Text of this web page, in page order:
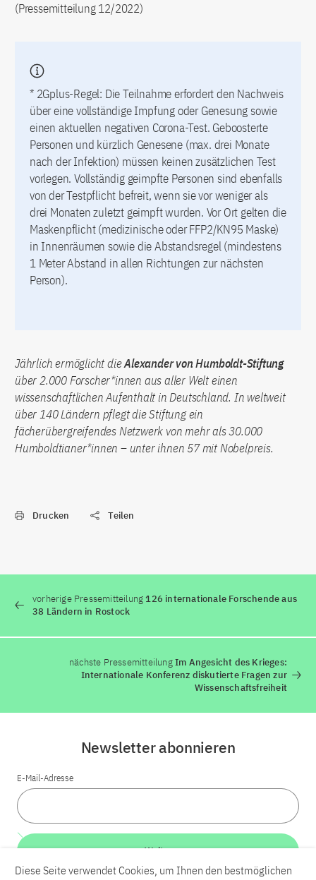
(Pressemitteilung 12/2022)
* 2Gplus-Regel: Die Teilnahme erfordert den Nachweis
über eine vollständige Impfung oder Genesung sowie
einen aktuellen negativen Corona-Test. Geboosterte
Personen und kürzlich Genesene (max. drei Monate
nach der Infektion) müssen keinen zusätzlichen Test
vorlegen. Vollständig geimpfte Personen sind ebenfalls
von der Testpflicht befreit, wenn sie vor weniger als
drei Monaten zuletzt geimpft wurden. Vor Ort gelten die
Maskenpflicht (medizinische oder FFP2/KN95 Maske)
in Innenräumen sowie die Abstandsregel (mindestens
1 Meter Abstand in allen Richtungen zur nächsten
Person).
Jährlich ermöglicht dieAlexander von Humboldt-Stiftung
über 2.000 Forscher*innen aus aller Welt einen
wissenschaftlichen Aufenthalt in Deutschland. In weltweit
über 140 Ländern pflegt die Stiftung ein
fächerübergreifendes Netzwerk von mehr als 30.000
Humboldtianer*innen – unter ihnen 57 mit Nobelpreis.
Drucken Teilen
vorherige Pressemitteilung 126 internationale Forschende aus
38 Ländern in Rostock
nächste PressemitteilungIm Angesicht des Krieges:
Internationale Konferenz diskutierte Fragen zur
Wissenschaftsfreiheit
Newsletter abonnieren
E-Mail-Adresse
Weiter
Diese Seite verwendet Cookies, um Ihnen den bestmöglichen